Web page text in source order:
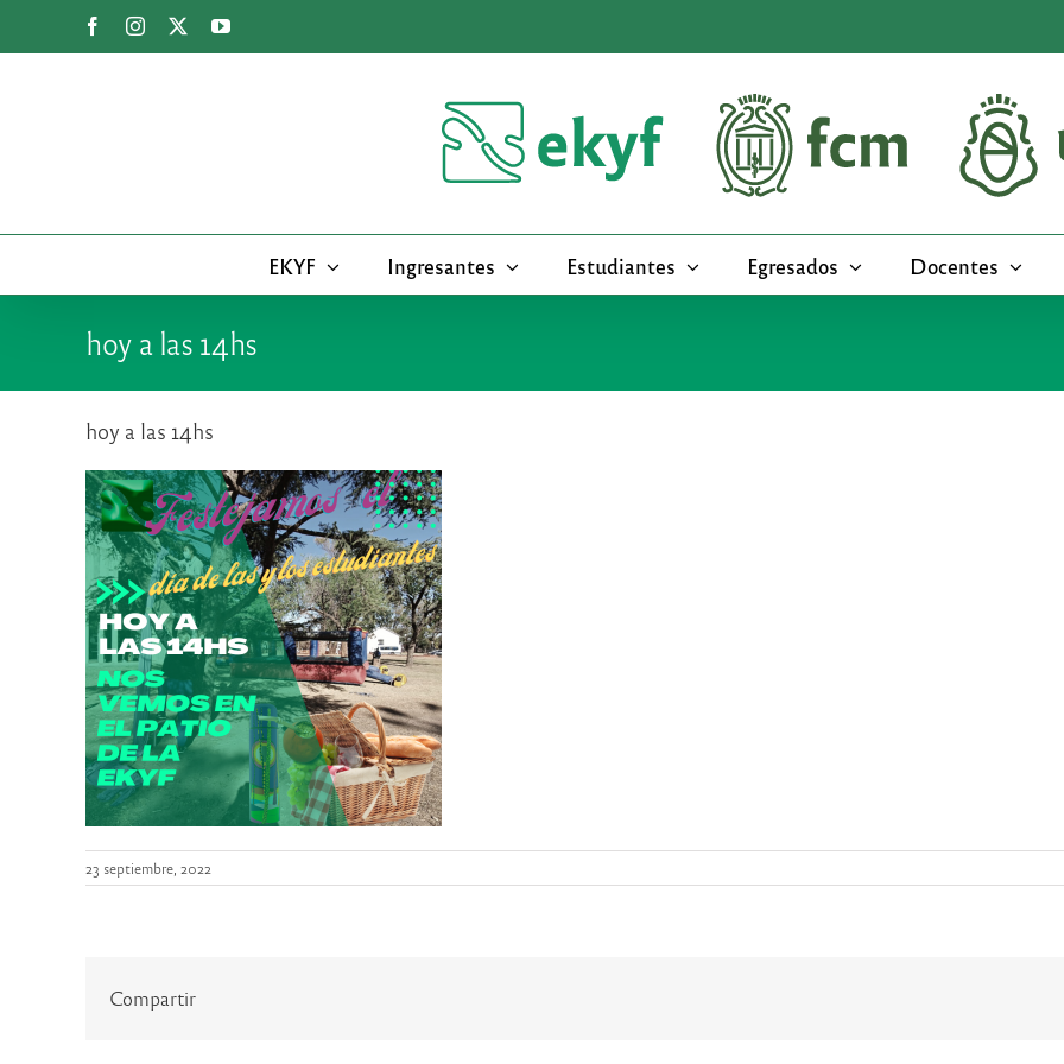
FacebookInstagram YouTube
EKYF Ingresantes Estudiantes Egresados Docentes
hoy a las 14hs
hoy a las 14hs
23 septiembre, 2022
Compartir